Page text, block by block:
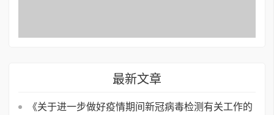
最新文章
《关于进一步做好疫情期间新冠病毒检测有关工作的